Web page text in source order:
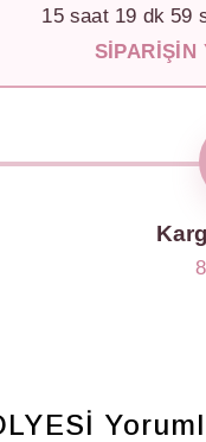
15saat 19 dk 56
SIPARIŞIN